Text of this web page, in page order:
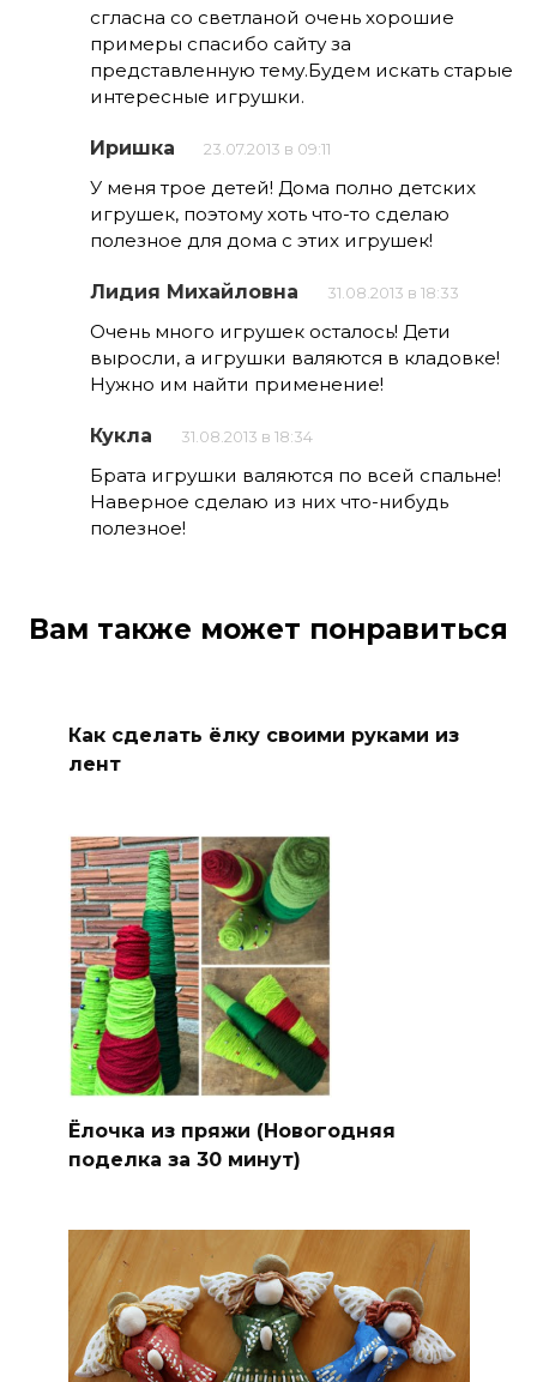
сгласна со светланой очень хорошие
примеры спасибо сайту за
представленную тему.Будем искать старые
интересные игрушки.
Иришка 23.07.2013 в 09:11
У меня трое детей! Дома полно детских
игрушек, поэтому хоть что-то сделаю
полезное для дома с этих игрушек!
Лидия Михайловна 31.08.2013 в 18:33
Очень много игрушек осталось! Дети
выросли, а игрушки валяются в кладовке!
Нужно им найти применение!
Кукла 31.08.2013 в 18:34
Брата игрушки валяются по всей спальне!
Наверное сделаю из них что-нибудь
полезное!
Вам также может понравиться
Как сделать ёлку своими руками из
лент
Ёлочка из пряжи (Новогодняя
поделка за 30 минут)